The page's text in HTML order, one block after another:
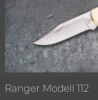
Ranger Modell 112